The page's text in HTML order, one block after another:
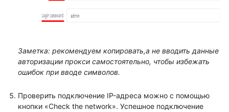
Заметка: рекомендуем копировать,а не вводить данные
авторизации прокси самостоятельно, чтобы избежать
ошибок при вводе символов.
Проверить подключение IP-адреса можно с помощью
кнопки «Check the network». Успешное подключение